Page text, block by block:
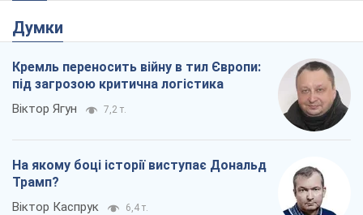
Думки
Кремль переносить війну в тил Європи:
під загрозою критична логістика
Віктор Ягун 7,2 т.
На якому боці історії виступає Дональд
Трамп?
Віктор Каспрук 6,4 т.